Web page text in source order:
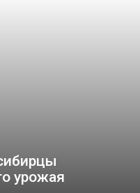
урожая